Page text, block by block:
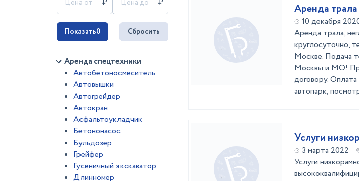
Показать0 Сбросить
Аренда спецтехники
Автобетоносмеситель
Автовышки
Автогрейдер
Автокран
Асфальтоукладчик
Бетононасос
Бульдозер
Грейфер
Гусеничный экскаватор
Длинномер
Аренда
10 декабря
Аренда трала,
круглосуточно,
Москве. Подача
Москвы и МО!
договору.
автопарк,
Услуги
3 марта 2022
Услуги